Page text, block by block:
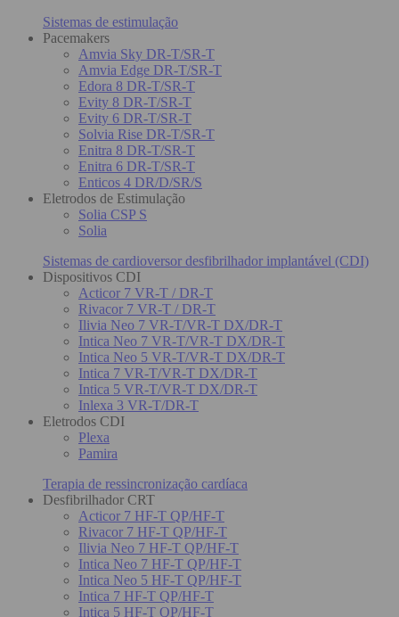
Sistemas de estimulação
Pacemakers
Amvia Sky DR-T/SR-T
Amvia Edge DR-T/SR-T
Edora 8 DR-T/SR-T
Evity 8 DR-T/SR-T
Evity 6 DR-T/SR-T
Solvia Rise DR-T/SR-T
Enitra 8 DR-T/SR-T
Enitra 6 DR-T/SR-T
Enticos 4 DR/D/SR/S
Eletrodos de Estimulação
Solia CSP S
Solia
Sistemas de cardioversor desfibrilhador implantável (CDI)
Dispositivos CDI
Acticor 7 VR-T / DR-T
Rivacor 7 VR-T / DR-T
Ilivia Neo 7 VR-T/VR-T DX/DR-T
Intica Neo 7 VR-T/VR-T DX/DR-T
Intica Neo 5 VR-T/VR-T DX/DR-T
Intica 7 VR-T/VR-T DX/DR-T
Intica 5 VR-T/VR-T DX/DR-T
Inlexa 3 VR-T/DR-T
Eletrodos CDI
Plexa
Pamira
Terapia de ressincronização cardíaca
Desfibrilhador CRT
Acticor 7 HF-T QP/HF-T
Rivacor 7 HF-T QP/HF-T
Ilivia Neo 7 HF-T QP/HF-T
Intica Neo 7 HF-T QP/HF-T
Intica Neo 5 HF-T QP/HF-T
Intica 7 HF-T QP/HF-T
Intica 5 HF-T QP/HF-T